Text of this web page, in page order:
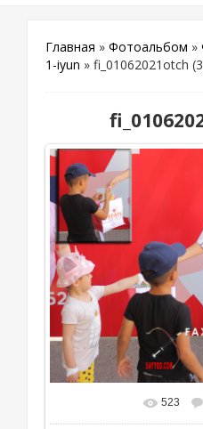
Главная » Фотоальбом »
1-iyun » fi_01062021otch
523